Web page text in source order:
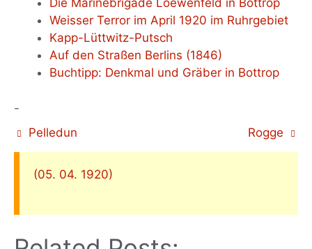
Die Marinebrigade Loewenfeld in Bottrop
Weisser Terror im April 1920 im Ruhrgebiet
Kapp-Lüttwitz-Putsch
Auf den Straßen Berlins (1846)
Buchtipp: Denkmal und Gräber in Bottrop
-
Pelledun
Rogge
(05. 04. 1920)